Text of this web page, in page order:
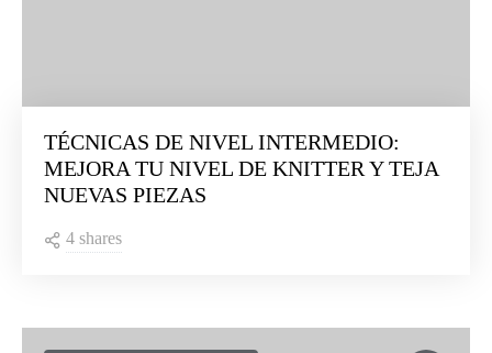
TÉCNICAS DE NIVEL INTERMEDIO:
MEJORA TU NIVEL DE KNITTER Y TEJA
NUEVAS PIEZAS
4 shares